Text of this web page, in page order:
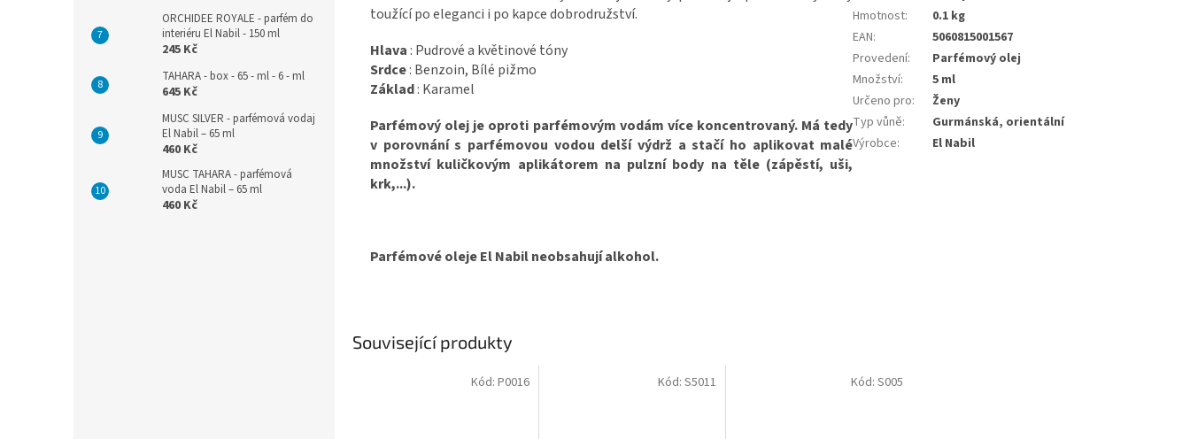
ORCHIDEE ROYALE - parfém do
interiéru El Nabil - 150 ml
245 Kč
TAHARA - box - 65 - ml - 6 - ml
645 Kč
MUSC SILVER - parfémová vodaj
El Nabil – 65 ml
460 Kč
MUSC TAHARA - parfémová
voda El Nabil – 65 ml
460 Kč
Související produkty
Kód: P0016 Kód: S5011 Kód:S005
toužící po eleganci i po kapce dobrodružství.
Hlava : Pudrové a květinové tóny
Srdce: Benzoin, Bílé pižmo
Základ: Karamel
Parfémový olej je oproti parfémovým vodám více koncentrovaný. Má tedy
v porovnání s parfémovou vodou delší výdrž a stačí ho aplikovat malé
množství kuličkovým aplikátorem na pulzní body na těle (zápěstí, uši,
krk,...).
Parfémové oleje El Nabil neobsahují alkohol.
Hmotnost:
0.1 kg
EAN:
5060815001567
Provedení:
Parfémový olej
Množství:
5 ml
Určeno pro:
Ženy
Typ vůně:
Gurmánská, orientální
Výrobce: El Nabil